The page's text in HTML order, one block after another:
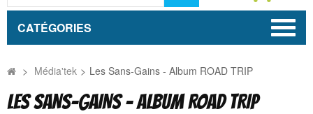
CATÉGORIES
> Média'tek > Les Sans-Gains - Album ROAD TRIP
LES SANS-GAINS - ALBUM ROAD TRIP